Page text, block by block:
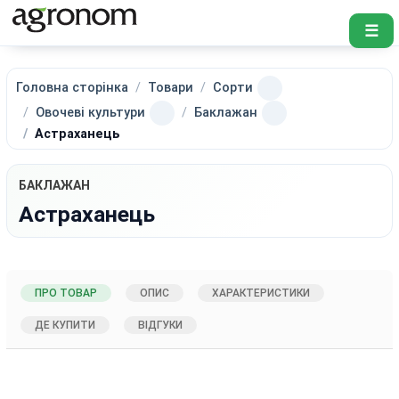
☰
Головна сторінка Товари
Сорти
Овочеві культури
Баклажан
Астраханець
БАКЛАЖАН
Астраханець
ПРО ТОВАР ОПИС ХАРАКТЕРИСТИКИ
ДЕ КУПИТИ ВІДГУКИ